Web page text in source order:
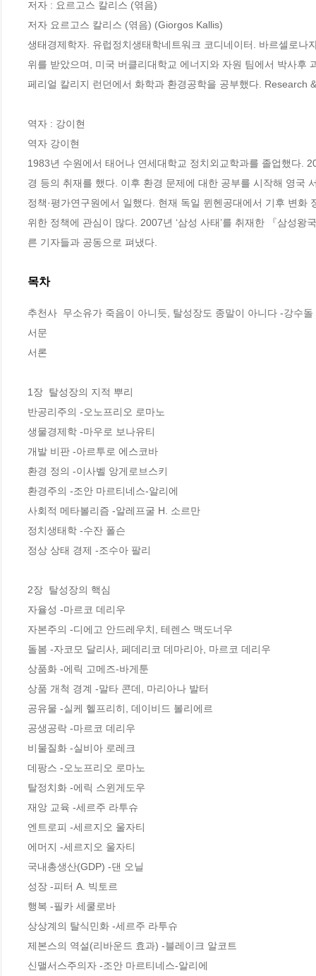
저자 : 요르고스 칼리스 (엮음)
저자 요르고스 칼리스 (엮음) (Giorgos Kallis)
생태경제학자. 유럽정치생태학네트워크 코디네이터. 바르셀로
위를 받았으며, 미국 버클리대학교 에너지와 자원 팀에서 박사후
페리얼 칼리지 런던에서 화학과 환경공학을 공부했다. Research
역자 : 강이현
역자 강이현
1983년 수원에서 태어나 연세대학교 정치외교학과를 졸업했다.
경 등의 취재를 했다. 이후 환경 문제에 대한 공부를 시작해 영국
정책·평가연구원에서 일했다. 현재 독일 뮌헨공대에서 기후 변
위한 정책에 관심이 많다. 2007년 ‘삼성 사태’를 취재한 『삼성
른 기자들과 공동으로 펴냈다.
목차
추천사  무소유가 죽음이 아니듯, 탈성장도 종말이 아니다 -강수
서문
서론
1장  탈성장의 지적 뿌리
반공리주의 -오노프리오 로마노
생물경제학 -마우로 보나유티
개발 비판 -아르투로 에스코바
환경 정의 -이사벨 앙게로브스키
환경주의 -조안 마르티네스-알리에
사회적 메타볼리즘 -알레프굴 H. 소르만
정치생태학 -수잔 폴슨
정상 상태 경제 -조수아 팔리
2장  탈성장의 핵심
자율성 -마르코 데리우
자본주의 -디에고 안드레우치, 테렌스 맥도너우
돌봄 -자코모 달리사, 페데리코 데마리아, 마르코 데리우
상품화 -에릭 고메즈-바게툰
상품 개척 경계 -말타 콘데, 마리아나 발터
공유물 -실케 헬프리히, 데이비드 볼리에르
공생공락 -마르코 데리우
비물질화 -실비아 로레크
데팡스 -오노프리오 로마노
탈정치화 -에릭 스윈게도우
재앙 교육 -세르주 라투슈
엔트로피 -세르지오 울자티
에머지 -세르지오 울자티
국내총생산(GDP) -댄 오닐
성장 -피터 A. 빅토르
행복 -필카 세쿨로바
상상계의 탈식민화 -세르주 라투슈
제본스의 역설(리바운드 효과) -블레이크 알코트
신맬서스주의자 -조안 마르티네스-알리에